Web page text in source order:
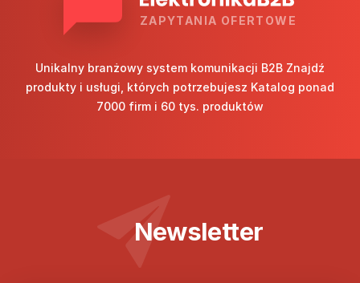
ZAPYTANIA OFERTOWE
Unikalny branżowy system komunikacji B2B Znajdź
produkty i usługi, których potrzebujesz Katalog ponad
7000 firm i 60 tys. produktów
Newsletter